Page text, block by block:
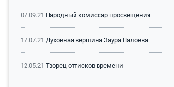
07.09.21 Народный комиссар просвещения
17.07.21 Духовная вершина Заура Налоева
12.05.21 Творец оттисков времени